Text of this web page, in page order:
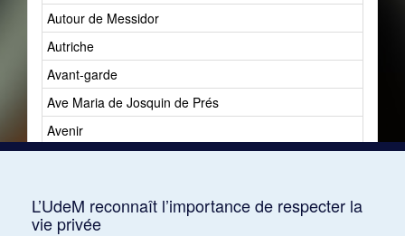
Autour de Messidor
Autriche
Avant-garde
Ave Maria de Josquin de Prés
Avenir
L’UdeM reconnaît l’importance de respecter la
vie privée